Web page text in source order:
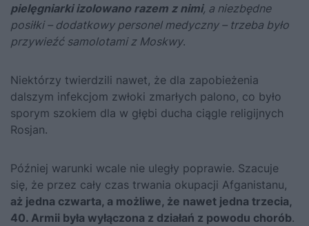
pielęgniarki izolowano razem z nimi, a niezbędne
posiłki – dodatkowy personel medyczny – trzeba było
przywieźć samolotami z Moskwy.
Niektórzy twierdzili nawet, że dla zapobieżenia
dalszym infekcjom zwłoki zmarłych palono, co było
sporym szokiem dla w głębi ducha ciągle religijnych
Rosjan.
Później warunki wcale nie uległy poprawie. Szacuje
się, że przez cały czas trwania okupacji Afganistanu,
aż jedna czwarta, a możliwe, że nawet jedna trzecia,
40. Armii była wyłączona z działań z powodu chorób.